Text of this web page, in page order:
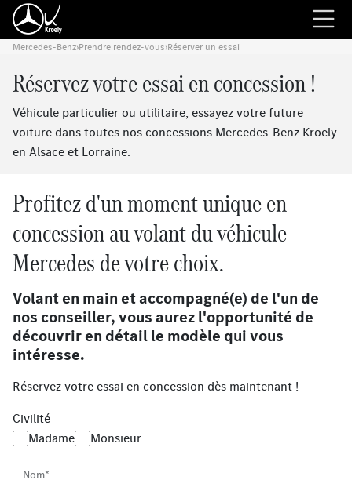
Mercedes-Benz›Prendre rendez-vous›Réserver un essai
Réservez votre essai en concession !
Véhicule particulier ou utilitaire, essayez votre future
voiture dans toutes nos concessions Mercedes-Benz Kroely
en Alsace et Lorraine.
Profitez d'un moment unique en
concession au volant du véhicule
Mercedes de votre choix.
Volant en main et accompagné(e) de l'un de
nos conseiller, vous aurez l'opportunité de
découvrir en détail le modèle qui vous
intéresse.
Réservez votre essai en concession dès maintenant !
Civilité
Madame
Monsieur
Nom*